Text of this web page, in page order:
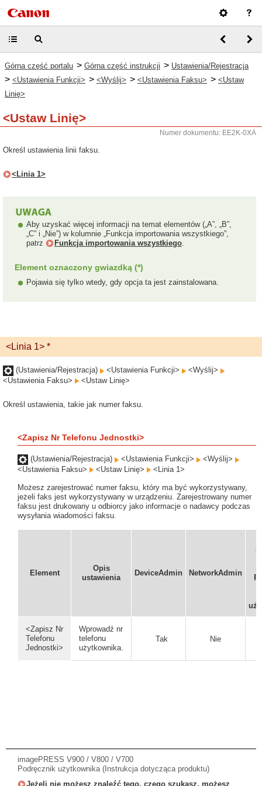
Górna część portalu > Górna część instrukcji > Ustawienia/Rejestracja
> <Ustawienia Funkcji> > <Wyślij> > <Ustawienia Faksu> > <Ustaw
Linię>
<Ustaw Linię>
Numer dokumentu: EE2K-0XA
Określ ustawienia linii faksu.
<Linia 1>
Aby uzyskać więcej informacji na temat elementów („A”, „B”,
„C” i „Nie”) w kolumnie „Funkcja importowania wszystkiego”,
patrz
Funkcja importowania wszystkiego.
Element oznaczony gwiazdką (*)
Pojawia się tylko wtedy, gdy opcja ta jest zainstalowana.
<Linia 1> *
(Ustawienia/Rejestracja) <Ustawienia Funkcji>
<Wyślij>
<Ustawienia Faksu>
<Ustaw Linię>
Określ ustawienia, takie jak numer faksu.
<Zapisz Nr Telefonu Jednostki>
(Ustawienia/Rejestracja) <Ustawienia Funkcji>
<Wyślij>
<Ustawienia Faksu>
<Ustaw Linię> <Linia 1>
Możesz zarejestrować numer faksu, który ma być wykorzystywany,
jeżeli faks jest wykorzystywany w urządzeniu. Zarejestrowany numer
faksu jest drukowany u odbiorcy jako informacje o nadawcy podczas
wysyłania wiadomości faksu.
Element
Opis
ustawienia
DeviceAdmin NetworkAdmin
<Zapisz Nr
Telefonu
Jednostki>
Wprowadź nr
telefonu
użytkownika.
Tak Nie
imagePRESS V900 / V800 / V700
Podręcznik użytkownika (Instrukcja dotycząca produktu)
Jeżeli nie możesz znaleźć tego, czego szukasz, możesz